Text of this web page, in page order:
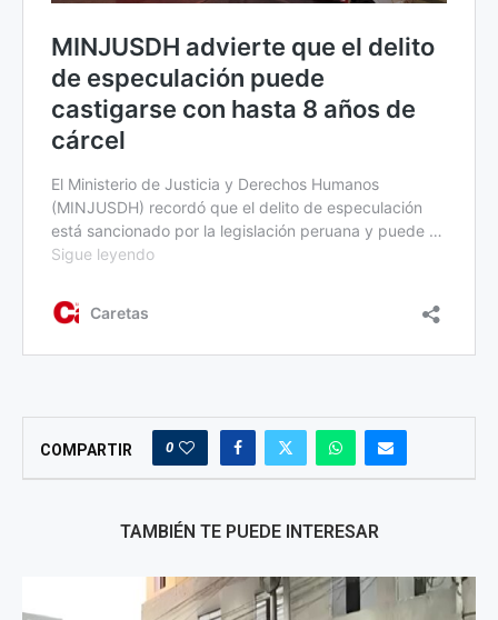
COMPARTIR 0
TAMBIÉN TE PUEDE INTERESAR